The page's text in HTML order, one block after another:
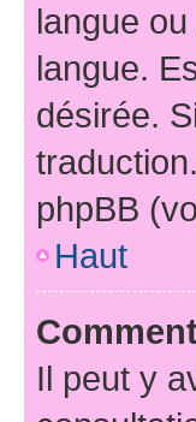
langue
langue.
désirée.
phpBB
Haut
Il peut y